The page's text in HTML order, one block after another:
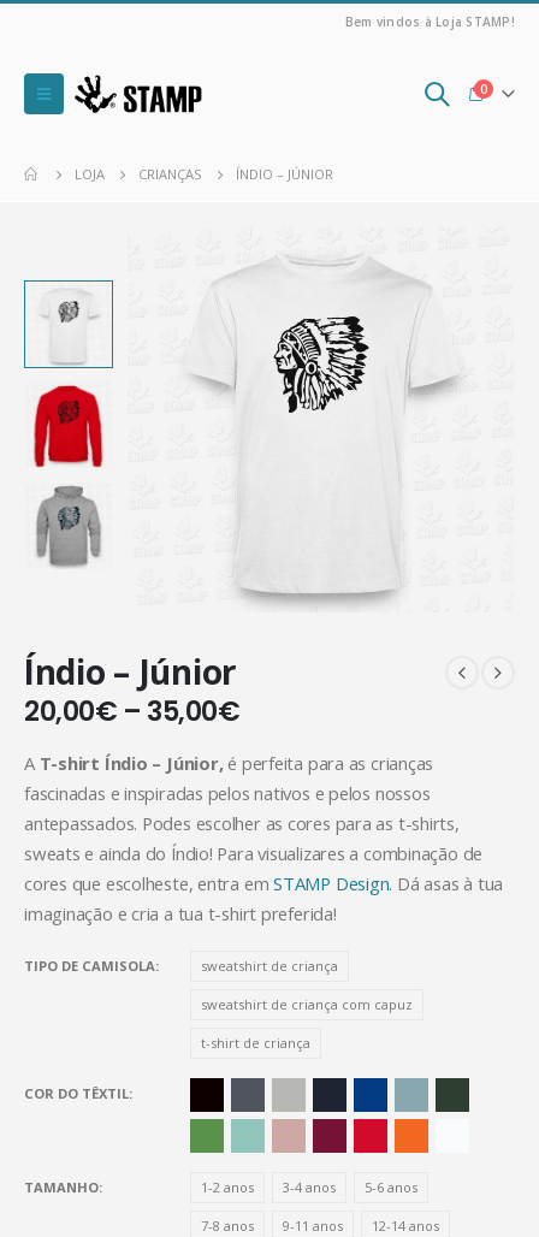
Bem vindos à Loja STAMP!
0
LOJA CRIANÇAS ÍNDIO – JÚNIOR
Índio – Júnior
20,00€ – 35,00€
A T-shirt Índio – Júnior, é perfeita para as crianças
fascinadas e inspiradas pelos nativos e pelos nossos
antepassados. Podes escolher as cores para as t-shirts,
sweats e ainda do Índio! Para visualizares a combinação de
cores que escolheste, entra emSTAMP Design. Dá asas à tua
imaginação e cria a tua t-shirt preferida!
TIPO DE CAMISOLA sweatshirt de criança
sweatshirt de criança com capuz
t-shirt de criança
COR DO TÊXTIL
TAMANHO 1-2 anos 3-4 anos 5-6 anos
7-8 anos 9-11 anos 12-14 anos